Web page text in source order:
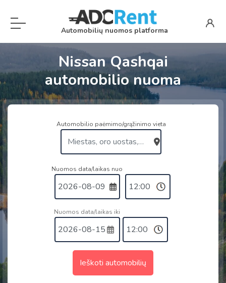
Automobilių nuomos platforma
Nissan Qashqai
automobilio nuoma
Automobilio paėmimo/grąžinimo vieta
Nuomos data/laikas nuo
Nuomos data/laikas iki
Ieškoti automobilių